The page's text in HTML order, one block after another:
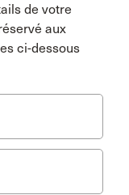
de votre
aux
ci-dessous